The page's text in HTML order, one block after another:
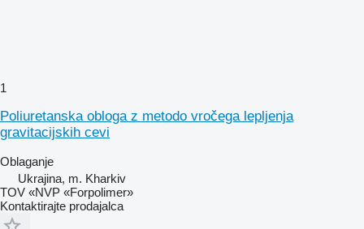
1
Poliuretanska obloga z metodo vročega lepljenja
gravitacijskih cevi
Oblaganje
Ukrajina, m. Kharkiv
TOV «NVP «Forpolimer»
Kontaktirajte prodajalca